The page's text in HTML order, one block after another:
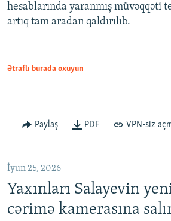
hesablarında yaranmış müvəqqəti
artıq tam aradan qaldırılıb.
Ətraflı burada oxuyun
Paylaş PDF VPN-siz
İyun 25, 2026
Yaxınları Salayevin
cərimə kamerasına